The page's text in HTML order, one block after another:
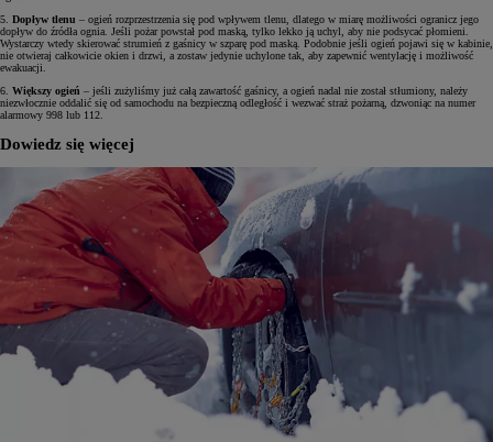
5. Dopływ tlenu – ogień rozprzestrzenia się pod wpływem tlenu, dlatego w miarę możliwości ogranicz jego
dopływ do źródła ognia. Jeśli pożar powstał pod maską, tylko lekko ją uchyl, aby nie podsycać płomieni.
Wystarczy wtedy skierować strumień z gaśnicy w szparę pod maską. Podobnie jeśli ogień pojawi się w kabinie,
nie otwieraj całkowicie okien i drzwi, a zostaw jedynie uchylone tak, aby zapewnić wentylację i możliwość
ewakuacji.
6. Większy ogień – jeśli zużyliśmy już całą zawartość gaśnicy, a ogień nadal nie został stłumiony, należy
niezwłocznie oddalić się od samochodu na bezpieczną odległość i wezwać straż pożarną, dzwoniąc na numer
alarmowy 998 lub 112.
Dowiedz się więcej